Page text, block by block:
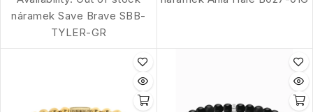
náramek Save Brave SBB-
TYLER-GR